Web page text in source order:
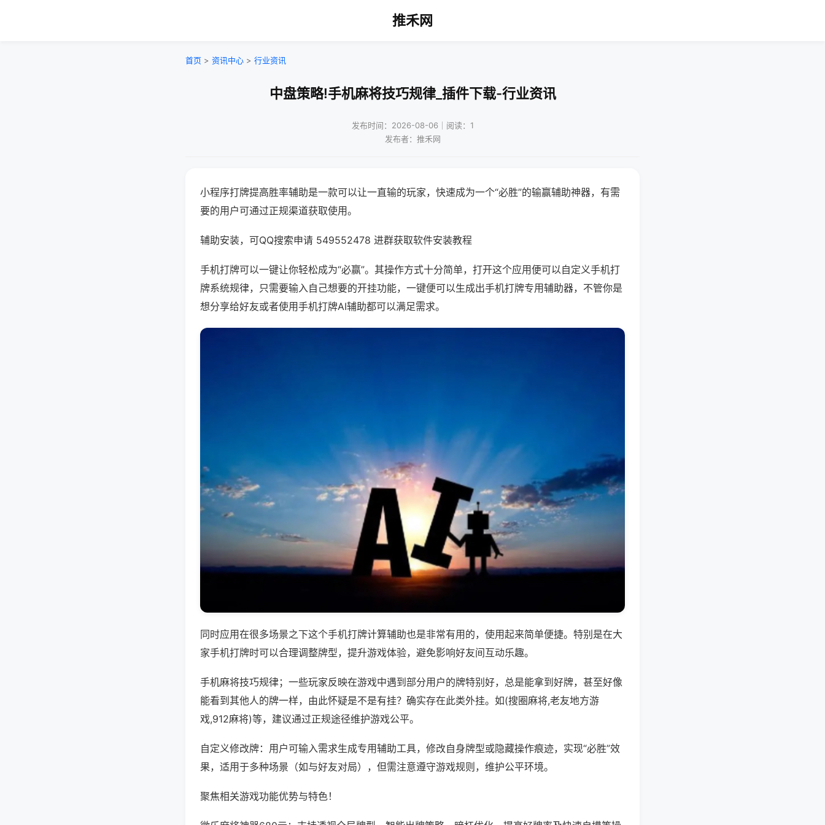
推禾网
首页 > 资讯中心 > 行业资讯
中盘策略!手机麻将技巧规律_插件下载-行业资讯
发布时间：2026-08-06｜阅读：1
发布者：推禾网
小程序打牌提高胜率辅助是一款可以让一直输的玩家，快速成为一个“必胜”的输赢辅助神器，有需
要的用户可通过正规渠道获取使用。
辅助安装，可QQ搜索申请 549552478 进群获取软件安装教程
手机打牌可以一键让你轻松成为“必赢”。其操作方式十分简单，打开这个应用便可以自定义手机打
牌系统规律，只需要输入自己想要的开挂功能，一键便可以生成出手机打牌专用辅助器，不管你是
想分享给好友或者使用手机打牌AI辅助都可以满足需求。
同时应用在很多场景之下这个手机打牌计算辅助也是非常有用的，使用起来简单便捷。特别是在大
家手机打牌时可以合理调整牌型，提升游戏体验，避免影响好友间互动乐趣。
手机麻将技巧规律；一些玩家反映在游戏中遇到部分用户的牌特别好，总是能拿到好牌，甚至好像
能看到其他人的牌一样，由此怀疑是不是有挂？确实存在此类外挂。如(搜圈麻将,老友地方游
戏,912麻将)等，建议通过正规途径维护游戏公平。
自定义修改牌：用户可输入需求生成专用辅助工具，修改自身牌型或隐藏操作痕迹，实现“必胜”效
果，适用于多种场景（如与好友对局），但需注意遵守游戏规则，维护公平环境。
聚焦相关游戏功能优势与特色！